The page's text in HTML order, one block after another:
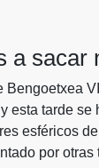
a sacar
esta tarde
esféricos
por